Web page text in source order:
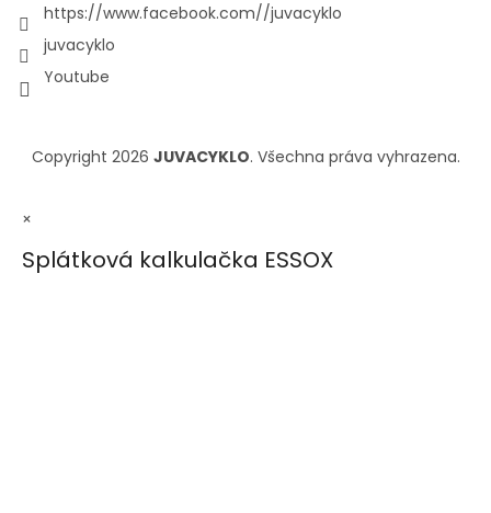
https://www.facebook.com//juvacyklo
juvacyklo
Youtube
Copyright 2026 JUVACYKLO. Všechna práva vyhrazena.
×
Splátková kalkulačka ESSOX